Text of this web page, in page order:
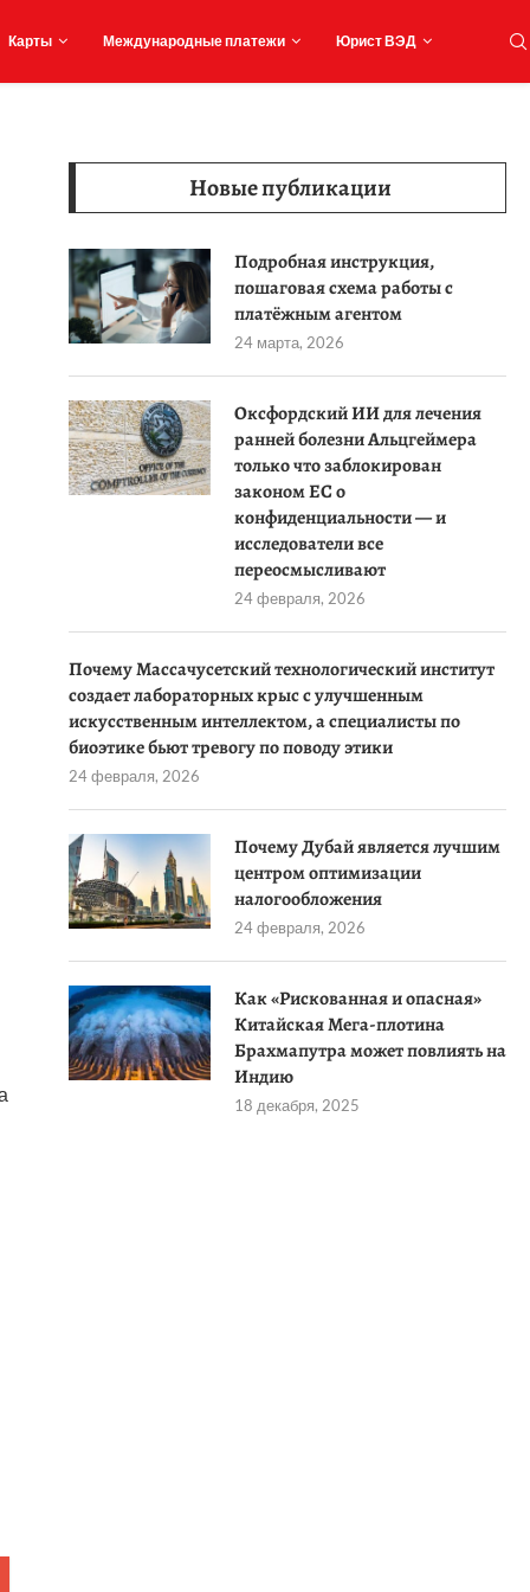
Карты Международные платежи Юрист ВЭД
Новые публикации
Подробная инструкция,
пошаговая схема работы с
платёжным агентом
24 марта, 2026
Оксфордский ИИ для лечения
ранней болезни Альцгеймера
только что заблокирован
законом ЕС о
конфиденциальности — и
исследователи все
переосмысливают
24 февраля, 2026
Почему Массачусетский технологический институт
создает лабораторных крыс с улучшенным
искусственным интеллектом, а специалисты по
биоэтике бьют тревогу по поводу этики
24 февраля, 2026
Почему Дубай является лучшим
центром оптимизации
налогообложения
24 февраля, 2026
Как «Рискованная и опасная»
Китайская Мега-плотина
Брахмапутра может повлиять на
Индию
18 декабря, 2025